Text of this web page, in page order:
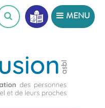
MENU